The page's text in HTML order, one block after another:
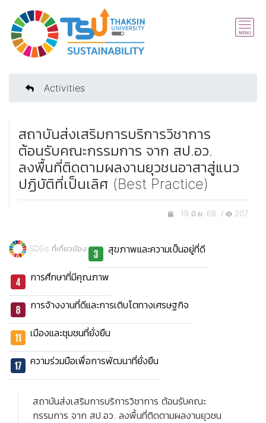
Activities
สถาบันส่งเสริมการบริการวิชาการ
ต้อนรับคณะกรรมการ จาก สป.อว.
ลงพื้นที่ติดตามผลงานยุวชนอาสาสู่แนว
ปฏิบัติที่เป็นเลิศ (Best Practice)
19 มิ.ย. 68 / 207
SDGs ที่เกี่ยวข้อง สุขภาพและความเป็นอยู่ที่ดี
การศึกษาที่มีคุณภาพ
การจ้างงานที่ดีและการเติบโตทางเศรษฐกิจ
เมืองและชุมชนที่ยั่งยืน
ความร่วมมือเพื่อการพัฒนาที่ยั่งยืน
สถาบันส่งเสริมการบริการวิชาการ ต้อนรับคณะ
กรรมการ จาก สป.อว. ลงพื้นที่ติดตามผลงานยุวชน